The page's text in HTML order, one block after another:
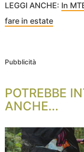
LEGGI ANCHE: In
fare in estate
Pubblicità
POTREBBE
ANCHE...